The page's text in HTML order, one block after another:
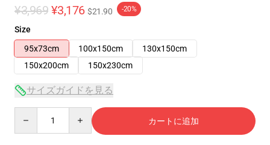
¥3,969 ¥3,176 $21.90 -20%
Size
95x73cm
100x150cm
130x150cm
150x200cm
150x230cm
サイズガイドを見る
カートに追加